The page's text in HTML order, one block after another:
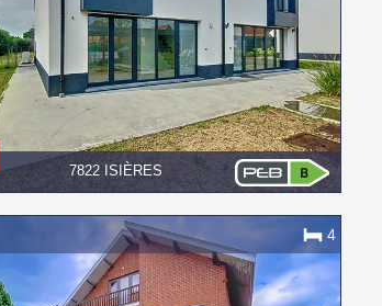
7822 ISIÈRES
4